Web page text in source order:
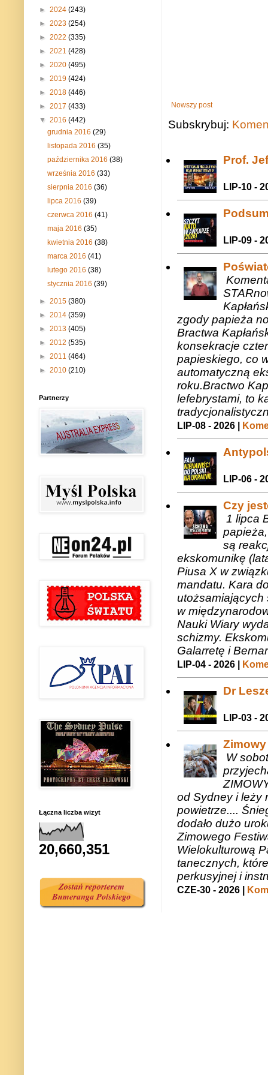
Nowszy post
Subskrybuj:
Prof.
LIP-10 -
LIP-09 -
zgody papieża
Bractwa
konsekracje
papieskiego, co
automatyczną
roku.Bractwo
lefebrystami, to
LIP-08 - 2026 |
LIP-06 -
Czy
1 lipca
są
ekskomunikę
Piusa X w
mandatu. Kara
utożsamiających
w
Nauki Wiary
schizmy.
Galarretę i
LIP-04 - 2026 |
Dr
LIP-03 -
W
od Sydney i leży
powietrze....
dodało dużo
Zimowego
Wielokulturową
tanecznych,
perkusyjnej i
CZE-30 - 2026 |
► 2024 (243)
► 2023 (254)
► 2022 (335)
► 2021 (428)
► 2020 (495)
► 2019 (424)
► 2018 (446)
► 2017 (433)
▼ 2016 (442)
grudnia 2016(29)
listopada 2016(35)
października 2016(38)
września 2016(33)
sierpnia 2016(36)
lipca 2016(39)
czerwca 2016(41)
maja 2016(35)
kwietnia 2016(38)
marca 2016(41)
lutego 2016(38)
stycznia 2016(39)
► 2015 (380)
► 2014 (359)
► 2013 (405)
► 2012 (535)
► 2011 (464)
► 2010 (210)
Partnerzy
Łączna liczba wizyt
20,660,351